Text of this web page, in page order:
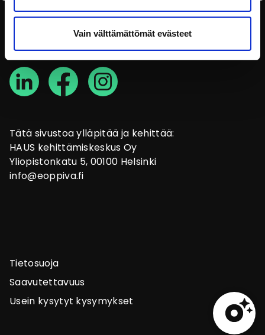
Vain välttämättömät evästeet
SEURAA SOSIAALISESSA
MEDIASSA
Tätä sivustoa ylläpitää ja kehittää:
HAUS kehittämiskeskus Oy
Yliopistonkatu 5, 00100 Helsinki
info@eoppiva.fi
Tietosuoja
Saavutettavuus
Usein kysytyt kysymykset